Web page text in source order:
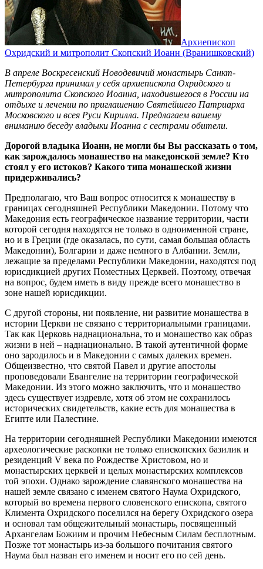
Архиепископ
Охридский и митрополит Скопский Иоанн (Вранишковский)
В апреле Воскресенский Новодевичий монастырь Санкт-
Петербурга принимал у себя архиепископа Охридского и
митрополита Скопского Иоанна, находившегося в России на
отдыхе и лечении по приглашению Святейшего Патриарха
Московского и всея Руси Кирилла. Предлагаем вашему
вниманию беседу владыки Иоанна с сестрами обители.
Дорогой владыка Иоанн, не могли бы Вы рассказать о том,
как зарождалось монашество на македонской земле? Кто
стоял у его истоков? Какого типа монашеской жизни
придерживались?
Предполагаю, что Ваш вопрос относится к монашеству в
границах сегодняшней Республики Македонии. Потому что
Македония есть географическое название территории, части
которой сегодня находятся не только в одноименной стране,
но и в Греции (где оказалась, по сути, самая большая область
Македонии), Болгарии и даже немного в Албании. Земли,
лежащие за пределами Республики Македонии, находятся под
юрисдикцией других Поместных Церквей. Поэтому, отвечая
на вопрос, будем иметь в виду прежде всего монашество в
зоне нашей юрисдикции.
С другой стороны, ни появление, ни развитие монашества в
истории Церкви не связано с территориальными границами.
Так как Церковь наднациональна, то и монашество как образ
жизни в ней – наднационально. В такой аутентичной форме
оно зародилось и в Македонии с самых далеких времен.
Общеизвестно, что святой Павел и другие апостолы
проповедовали Евангелие на территории географической
Македонии. Из этого можно заключить, что и монашество
здесь существует издревле, хотя об этом не сохранилось
исторических свидетельств, какие есть для монашества в
Египте или Палестине.
На территории сегодняшней Республики Македонии имеются
археологические раскопки не только епископских базилик и
резиденций V века по Рождестве Христовом, но и
монастырских церквей и целых монастырских комплексов
той эпохи. Однако зарождение славянского монашества на
нашей земле связано с именем святого Наума Охридского,
который во времена первого словенского епископа, святого
Климента Охридского поселился на берегу Охридского озера
и основал там общежительный монастырь, посвященный
Архангелам Божиим и прочим Небесным Силам бесплотным.
Позже тот монастырь из-за большого почитания святого
Наума был назван его именем и носит его по сей день.